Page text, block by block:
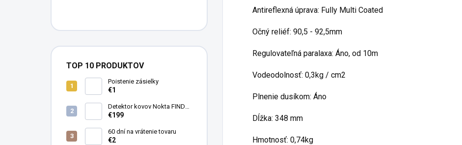
TOP 10 PRODUKTOV
Poistenie zásielky
€1
Detektor kovov Nokta FINDX
Pro
€199
60 dní na vrátenie tovaru
€2
Antireflexná úprava: Fully Multi Coated
Očný reliéf: 90,5 - 92,5mm
Regulovateľná paralaxa: Áno, od 10m
Vodeodolnosť: 0,3kg / cm2
Plnenie dusíkom: Áno
Dĺžka: 348 mm
Hmotnosť: 0,74kg